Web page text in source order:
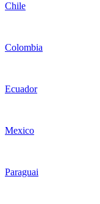
Chile
Colombia
Ecuador
Mexico
Paraguai